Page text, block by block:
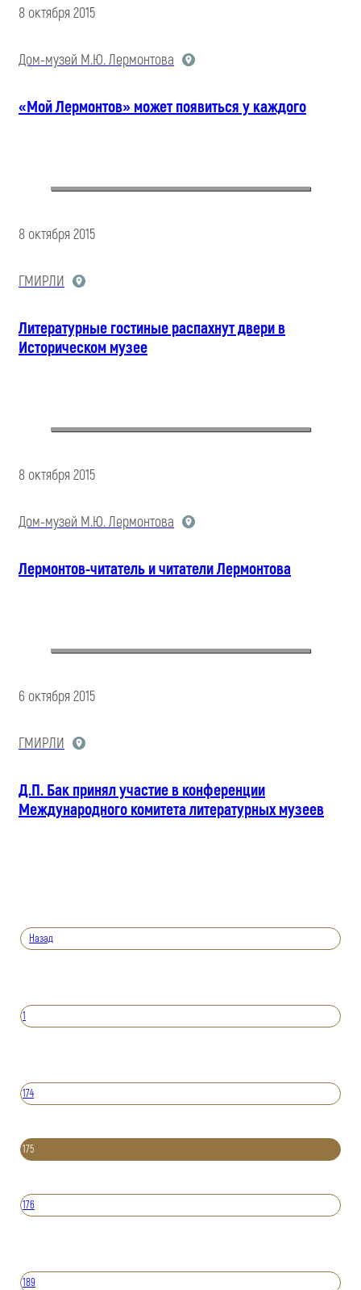
8 октября 2015
Дом-музей М.Ю. Лермонтова
«Мой Лермонтов» может появиться у каждого
8 октября 2015
ГМИРЛИ
Литературные гостиные распахнут двери в
Историческом музее
8 октября 2015
Дом-музей М.Ю. Лермонтова
Лермонтов-читатель и читатели Лермонтова
6 октября 2015
ГМИРЛИ
Д.П. Бак принял участие в конференции
Международного комитета литературных музеев
Назад
1
174
175
176
189